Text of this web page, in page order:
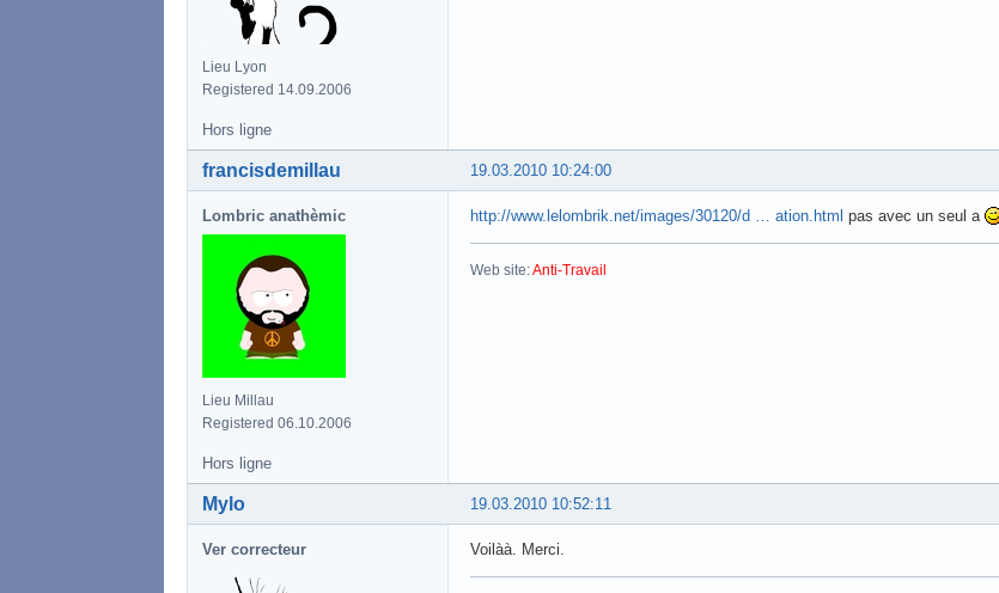
Lieu Lyon
Registered 14.09.2006
Hors ligne
19.03.2010 10:24:00
francisdemillau
Lombric anathèmic
Lieu Millau
Registered 06.10.2006
http://www.lelombrik.net/images/30120/d … ation.html pas avec un seul a
Web site:Anti-Travail
Hors ligne
19.03.2010 10:52:11
Mylo
Ver correcteur Voilàà. Merci.